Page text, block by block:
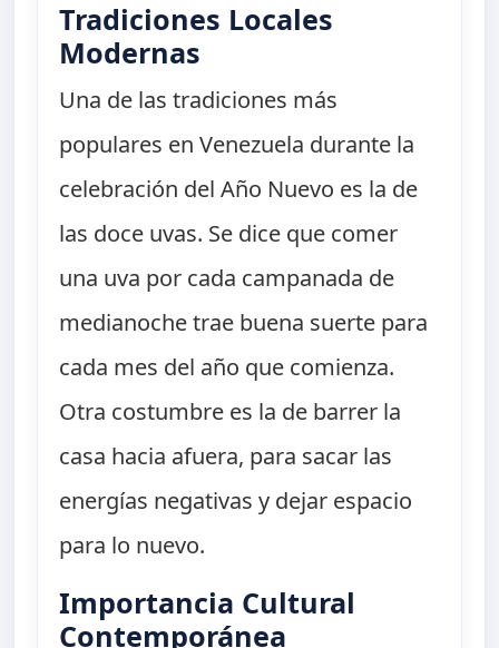
Tradiciones Locales
Modernas
Una de las tradiciones más
populares en Venezuela durante la
celebración del Año Nuevo es la de
las doce uvas. Se dice que comer
una uva por cada campanada de
medianoche trae buena suerte para
cada mes del año que comienza.
Otra costumbre es la de barrer la
casa hacia afuera, para sacar las
energías negativas y dejar espacio
para lo nuevo.
Importancia Cultural
Contemporánea